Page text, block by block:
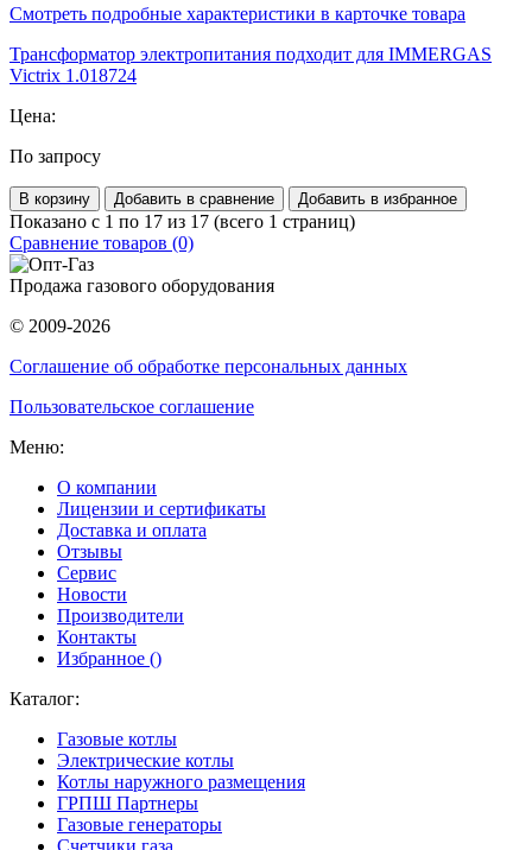
Смотреть подробные характеристики в карточке товара
Трансформатор электропитания подходит для IMMERGAS
Victrix 1.018724
Цена:
По запросу
В корзину Добавить в сравнение Добавить в избранное
Показано с 1 по 17 из 17 (всего 1 страниц)
Сравнение товаров (0)
Продажа газового оборудования
© 2009-2026
Соглашение об обработке персональных данных
Пользовательское соглашение
Меню:
О компании
Лицензии и сертификаты
Доставка и оплата
Отзывы
Сервис
Новости
Производители
Контакты
Избранное ()
Каталог:
Газовые котлы
Электрические котлы
Котлы наружного размещения
ГРПШ Партнеры
Газовые генераторы
Счетчики газа